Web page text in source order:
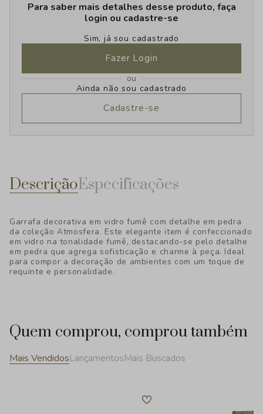
Para saber mais detalhes desse produto, faça
login ou cadastre-se
Sim, já sou cadastrado
Fazer Login
ou
Ainda não sou cadastrado
Cadastre-se
DescriçãoEspecificações
Garrafa decorativa em vidro fumê com detalhe em pedra
da coleção Atmosfera. Este elegante item é confeccionado
em vidro na tonalidade fumê, destacando-se pelo detalhe
em pedra que agrega sofisticação e charme à peça. Ideal
para compor a decoração de ambientes com um toque de
requinte e personalidade.
Quem comprou, comprou também
Mais VendidosLançamentosMais Buscados